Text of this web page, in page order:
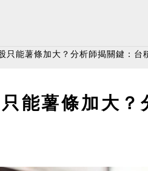
只能薯條加大？分析師揭關鍵：台
能薯條加大？